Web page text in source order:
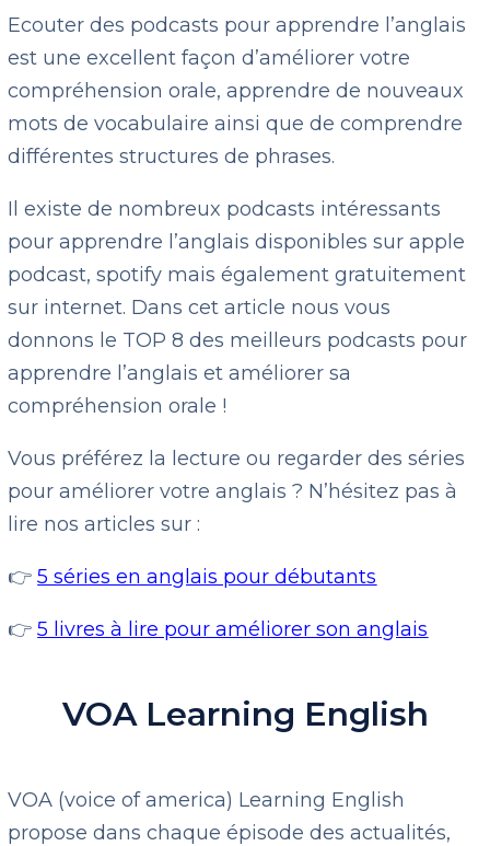
Ecouter des podcasts pour apprendre l’anglais
est une excellent façon d’améliorer votre
compréhension orale, apprendre de nouveaux
mots de vocabulaire ainsi que de comprendre
différentes structures de phrases.
Il existe de nombreux podcasts intéressants
pour apprendre l’anglais disponibles sur apple
podcast, spotify mais également gratuitement
sur internet. Dans cet article nous vous
donnons le TOP 8 des meilleurs podcasts pour
apprendre l’anglais et améliorer sa
compréhension orale !
Vous préférez la lecture ou regarder des séries
pour améliorer votre anglais ? N’hésitez pas à
lire nos articles sur :
👉5 séries en anglais pour débutants
👉5 livres à lire pour améliorer son anglais
VOA Learning English
VOA (voice of america) Learning English
propose dans chaque épisode des actualités,